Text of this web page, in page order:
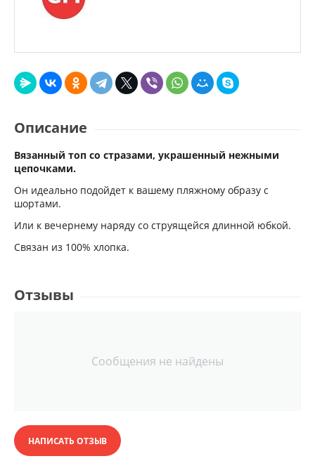
Описание
Вязанный топ со стразами, украшенный нежными
цепочками.
Он идеально подойдет к вашему пляжному образу с
шортами.
Или к вечернему наряду со струящейся длинной юбкой.
Связан из 100% хлопка.
Отзывы
Сообщения не найдены
НАПИСАТЬ ОТЗЫВ